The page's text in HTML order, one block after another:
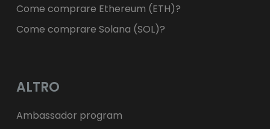
Come comprare Ethereum (ETH)?
Come comprare Solana (SOL)?
ALTRO
Ambassador program